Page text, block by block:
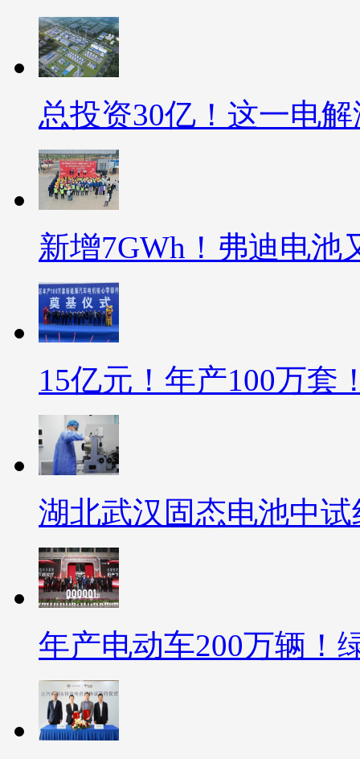
总投资30亿！这一电
新增7GWh！弗迪电池
15亿元！年产100万套
湖北武汉固态电池中
年产电动车200万辆！